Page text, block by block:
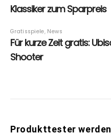
Produkttester werden